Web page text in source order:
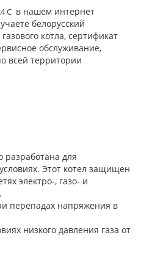
C в нашем интернет
белорусский
котла, сертификат
обслуживание,
всей территории
разработана для
Этот котел защищен
электро-, газо- и
перепадах напряжения в
низкого давления газа от